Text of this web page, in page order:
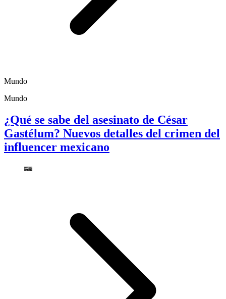
Mundo
Mundo
¿Qué se sabe del asesinato de César
Gastélum? Nuevos detalles del crimen del
influencer mexicano